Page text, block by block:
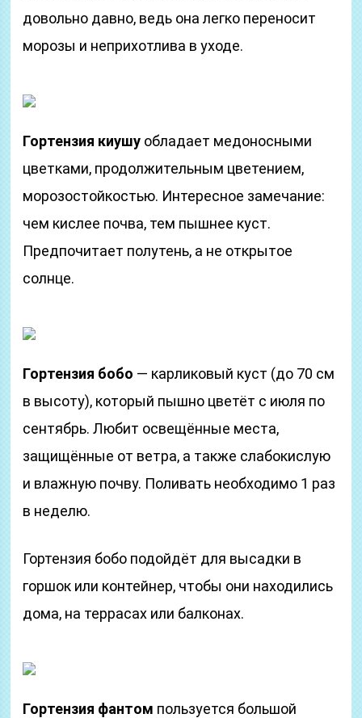
довольно давно, ведь она легко переносит
морозы и неприхотлива в уходе.
Гортензия киушу обладает медоносными
цветками, продолжительным цветением,
морозостойкостью. Интересное замечание:
чем кислее почва, тем пышнее куст.
Предпочитает полутень, а не открытое
солнце.
Гортензия бобо — карликовый куст (до 70 см
в высоту), который пышно цветёт с июля по
сентябрь. Любит освещённые места,
защищённые от ветра, а также слабокислую
и влажную почву. Поливать необходимо 1 раз
в неделю.
Гортензия бобо подойдёт для высадки в
горшок или контейнер, чтобы они находились
дома, на террасах или балконах.
Гортензия фантом пользуется большой